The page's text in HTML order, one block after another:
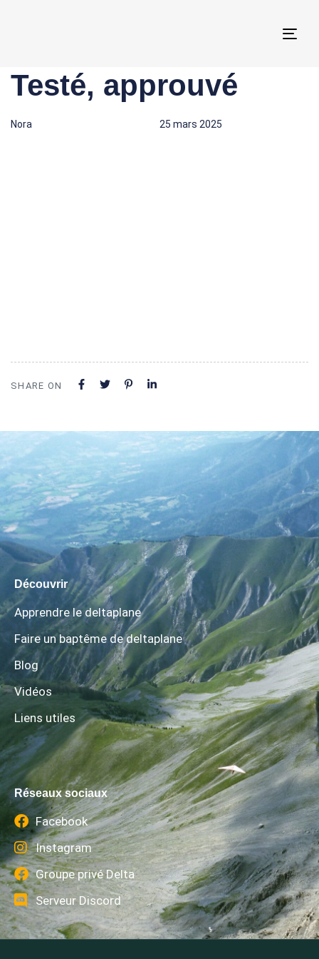
Testé, approuvé
Author
Nora
Published
on:
25 mars 2025
Published
in:
SHARE ON
Découvrir
Apprendre le deltaplane
Faire un baptême de deltaplane
Blog
Vidéos
Liens utiles
Réseaux sociaux
Facebook
Instagram
Groupe privé Delta
Serveur Discord